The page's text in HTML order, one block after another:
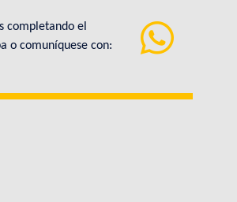
completando el
o comuníquese con: